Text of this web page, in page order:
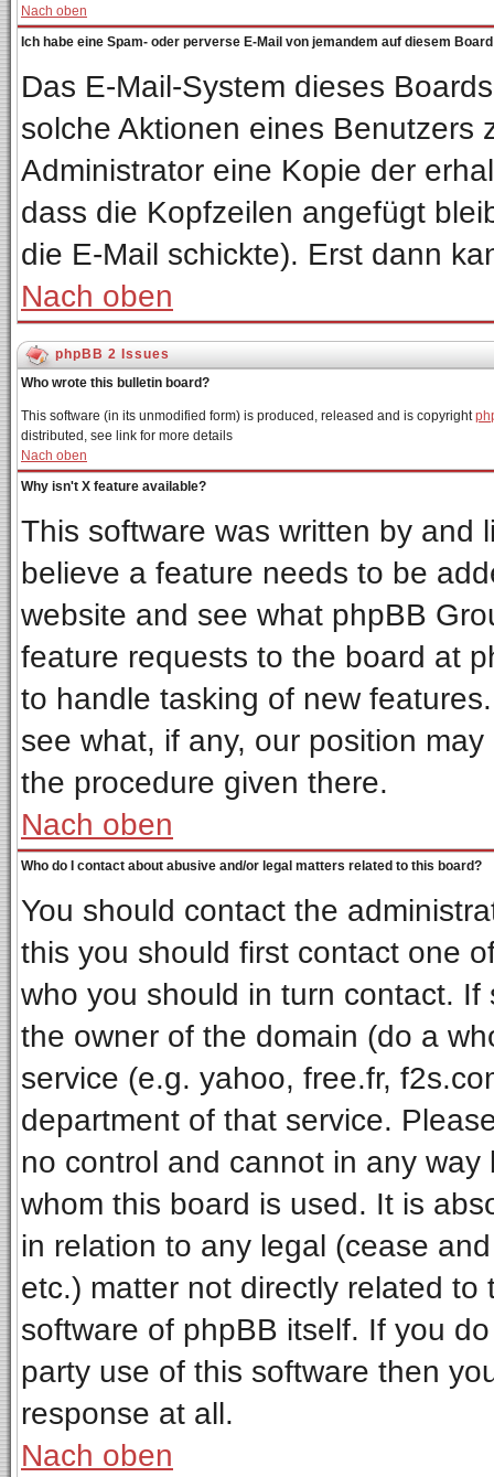
Nach oben
Ich habe eine Spam- oder perverse E-Mail von jemandem auf diesem
Das E-Mail-System dieses
solche Aktionen eines Benutzers
Administrator eine Kopie der
dass die Kopfzeilen angefügt
die E-Mail schickte). Erst dann
Nach oben
phpBB 2 Issues
Who wrote this bulletin board?
This software (in its unmodified form) is produced, released and is copyright
distributed, see link for more details
Nach oben
Why isn't X feature available?
This software was written by and
believe a feature needs to be
website and see what phpBB
feature requests to the board at
to handle tasking of new
see what, if any, our position
the procedure given there.
Nach oben
Who do I contact about abusive and/or legal matters related to this board?
You should contact the
this you should first contact one
who you should in turn contact.
the owner of the domain (do a
service (e.g. yahoo, free.fr,
department of that service.
no control and cannot in any
whom this board is used. It is
in relation to any legal (cease
etc.) matter not directly related
software of phpBB itself. If you
party use of this software then
response at all.
Nach oben